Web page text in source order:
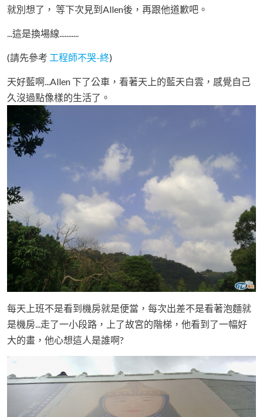
就別想了， 等下次見到Allen後，再跟他道歉吧。
...這是換場線...........
(請先參考 工程師不哭-終)
天好藍啊...Allen 下了公車，看著天上的藍天白雲，感覺自己
久沒過點像樣的生活了。
每天上班不是看到機房就是便當，每次出差不是看著泡麵就
是機房...走了一小段路，上了故宮的階梯，他看到了一幅好
大的畫，他心想這人是誰啊?